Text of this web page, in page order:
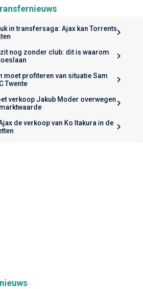
in transfersaga: Ajax kan Torrents
nog zonder club: dit is waarom
moet profiteren van situatie Sam
Twente
verkoop Jakub Moder overwegen
de verkoop van Ko Itakura in de